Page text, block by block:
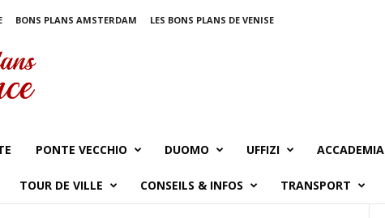
BONS PLANS AMSTERDAM
LES BONS PLANS DE VENISE
PONTE VECCHIO DUOMO UFFIZI ACCADEMIA
TOUR DE VILLE CONSEILS & INFOS TRANSPORT